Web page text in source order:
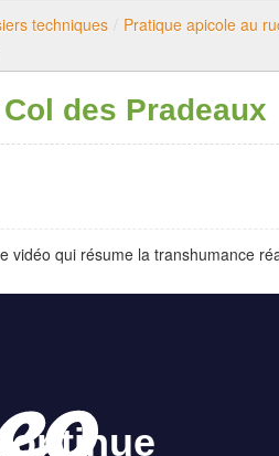
techniques / Pratique apicole au
des Pradeaux
vidéo qui résume la transhumance